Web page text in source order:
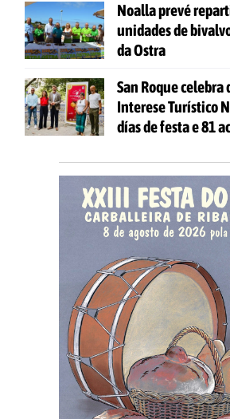
Noalla prevé
unidades de
da Ostra
San Roque celebra
Interese Turístico
días de festa e 81